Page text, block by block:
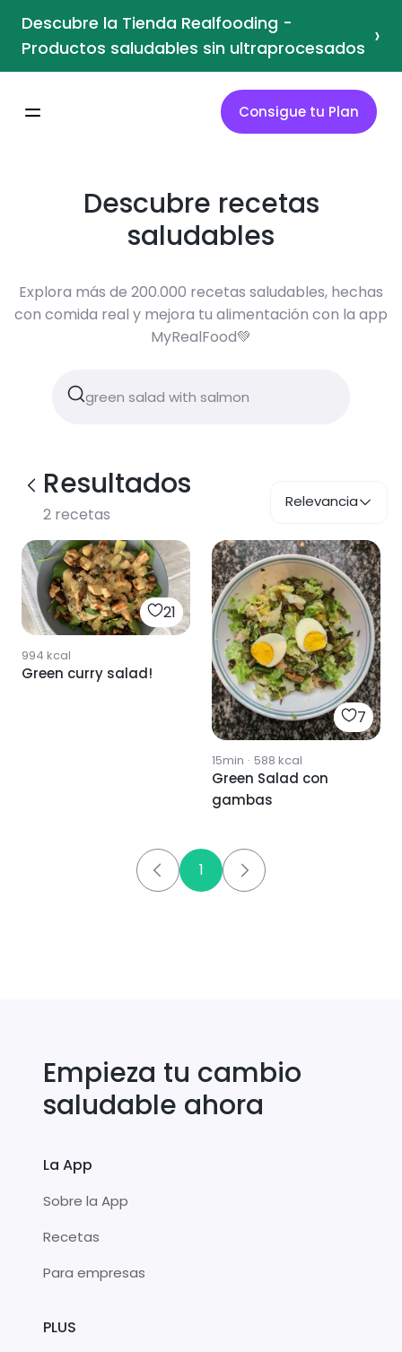
Descubre la Tienda Realfooding -
Productos saludables sin ultraprocesados ›
Consigue tu Plan
Descubre recetas
saludables
Explora más de 200.000 recetas saludables, hechas
con comida real y mejora tu alimentación con la app
MyRealFood💚
Resultados
2 recetas
Relevancia
21
994 kcal
Green curry salad!
7
15min · 588 kcal
Green Salad con
gambas
1
Empieza tu cambio
saludable ahora
La App
Sobre la App
Recetas
Para empresas
PLUS